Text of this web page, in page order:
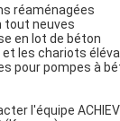
réaménagées
tout neuves
en lot de béton
et les chariots
pour pompes à
l'équipe